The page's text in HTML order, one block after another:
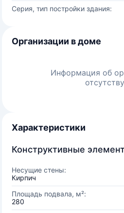
Серия, тип постройки здания:
Организации в доме
Информация об
Характеристики
Конструктивные
Несущие стены:
Кирпич
Площадь подвала, м²:
280